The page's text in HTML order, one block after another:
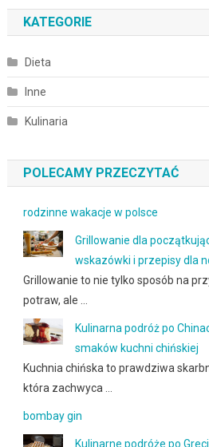
KATEGORIE
Dieta
Inne
Kulinaria
POLECAMY PRZECZYTAĆ
rodzinne wakacje w polsce
Grillowanie dla
wskazówki i przepisy dla
Grillowanie to nie tylko sposób na
potraw, ale …
Kulinarna podróż po
smaków kuchni chińskiej
Kuchnia chińska to prawdziwa
która zachwyca …
bombay gin
Kulinarne podróże po